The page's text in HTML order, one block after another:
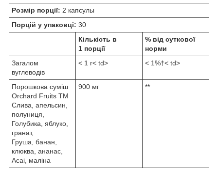
Розмір порції: 2 капсулы
Порцій у упаковці: 30
Кількість в
1 порції
% від суткової
норми
Загалом
вуглеводів
< 1 г< td> < 1%†< td>
Порошкова суміш
Orchard Fruits TM
Слива, апельсин,
полуниця,
Голубика, яблуко,
гранат,
Груша, банан,
клюква, ананас,
Асаі, маліна
900 мг **